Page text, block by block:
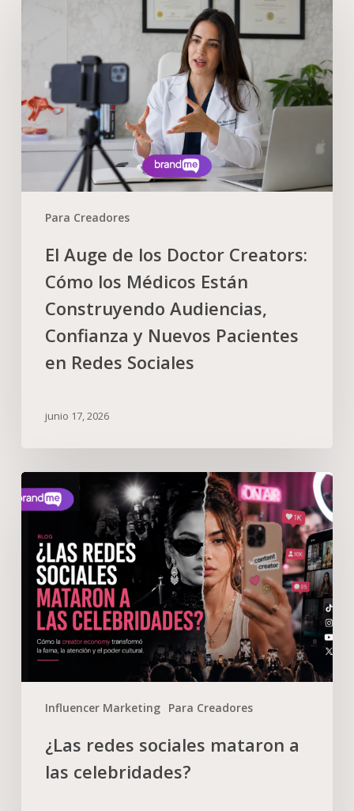
Para Creadores
El Auge de los Doctor Creators:
Cómo los Médicos Están
Construyendo Audiencias,
Confianza y Nuevos Pacientes
en Redes Sociales
junio 17, 2026
Influencer Marketing Para Creadores
¿Las redes sociales mataron a
las celebridades?